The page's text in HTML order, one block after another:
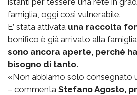
famiglia, oggi così vulnerabile.
E’ stata attivata una raccolta
bonifico è già arrivato alla
sono ancora aperte, perché
bisogno di tanto.
«Non abbiamo solo consegnato
– commenta Stefano Agosto,